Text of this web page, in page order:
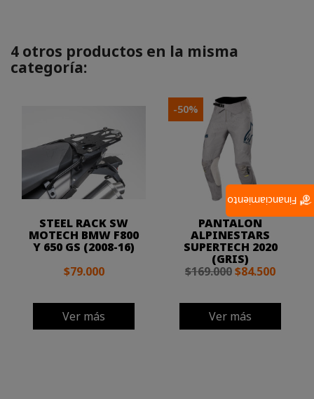
4 otros productos en la misma
categoría:
STEEL RACK SW
MOTECH BMW F800
Y 650 GS (2008-16)
$79.000
Ver más
PANTALON
ALPINESTARS
SUPERTECH 2020
(GRIS)
$169.000$84.500
Ver más
-50%
Financiamiento